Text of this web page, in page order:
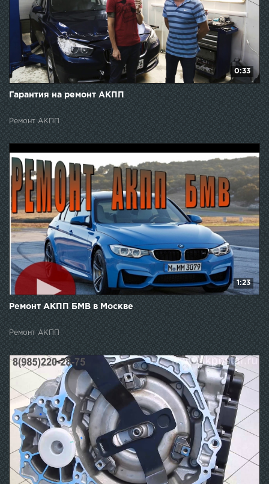
0:33
Гарантия на ремонт АКПП
Ремонт АКПП
1:23
Ремонт АКПП БМВ в Москве
Ремонт АКПП